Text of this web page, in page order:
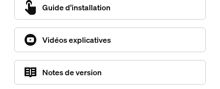
Guide d'installation
Vidéos explicatives
Notes de version